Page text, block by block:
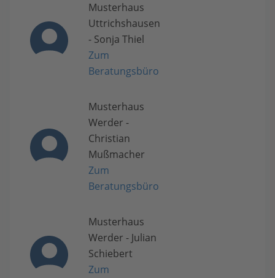
Musterhaus
Uttrichshausen
- Sonja Thiel
Zum
Beratungsbüro
Musterhaus
Werder -
Christian
Mußmacher
Zum
Beratungsbüro
Musterhaus
Werder - Julian
Schiebert
Zum